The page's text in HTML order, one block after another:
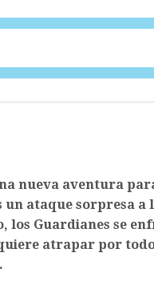
nueva aventura
ataque sorpresa a
los Guardianes se
atrapar por